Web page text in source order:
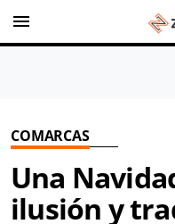
menu
COMARCAS
Una
ilusión y